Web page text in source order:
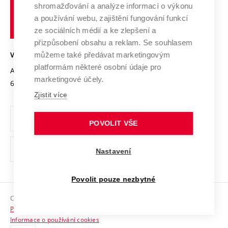
Transfer znalostí
Open Science
Projekty
Projekty ze strukturálních fondů
Specifický výzkum
Mezinárodní dohody
Univerzitní sítě
Udržitelná univerzita
Podnikavá univerzita / ContriBUTe
Bezpečná univerzita
Vyznamenání
Organizační struktura
Ochrana osobních údajů
odkaz)
Sociální bezpečí
HR Award
učení
technické
Brně
VYSOKÉ UČENÍ TECHNICKÉ V BRNĚ
Antonínská 548/1
602 00 Brno
www.vut.cz
vut@vutbr.cz
Copyright © 2026 VUT
Prohlášení o přístupnosti
Informace o používání cookies
shromažďování a analýze informací o výkonu
a používání webu, zajištění fungování funkcí
ze sociálních médií a ke zlepšení a
přizpůsobení obsahu a reklam. Se souhlasem
můžeme také předávat marketingovým
platformám některé osobní údaje pro
marketingové účely.
Zjistit více
POVOLIT VŠE
Nastavení
Povolit pouze nezbytné